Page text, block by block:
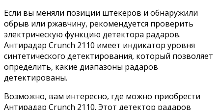
Если вы меняли позиции штекеров и обнаружили
обрыв или ржавчину, рекомендуется проверить
электрическую функцию детектора радаров.
Антирадар Crunch 2110 имеет индикатор уровня
синтетического детектирования, который позволяет
определить, какие диапазоны радаров
детектированы.
Возможно, вам интересно, где можно приобрести
Антирадар Crunch 2110. Этот детектор радаров